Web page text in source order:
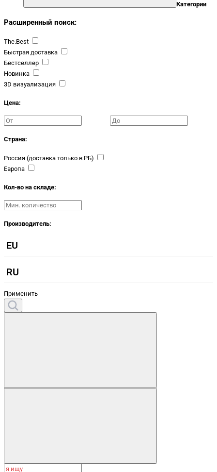
Категории
Расширенный поиск:
The.Best
Быстрая доставка
Бестселлер
Новинка
3D визуализация
Цена:
Страна:
Россия (доставка только в РБ)
Европа
Кол-во на складе:
Производитель:
EU
RU
Применить